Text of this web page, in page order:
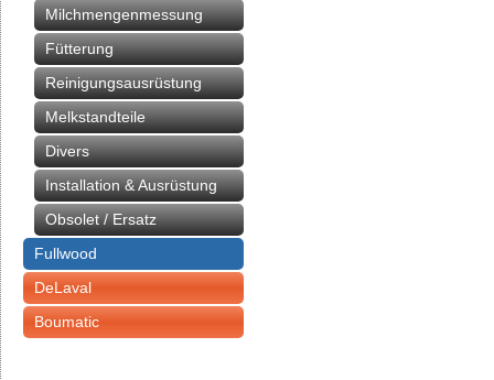
Milchmengenmessung
Fütterung
Reinigungsausrüstung
Melkstandteile
Divers
Installation & Ausrüstung
Obsolet / Ersatz
Fullwood
DeLaval
Boumatic